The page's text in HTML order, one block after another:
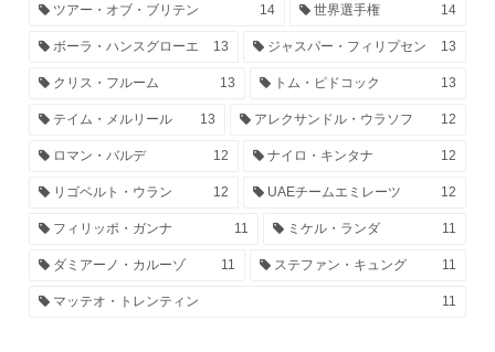
ツアー・オブ・ブリテン 14 世界選手権 14
ボーラ・ハンスグローエ 13 ジャスパー・フィリプセン 13
クリス・フルーム 13 トム・ピドコック 13
テイム・メルリール 13 アレクサンドル・ウラソフ 12
ロマン・バルデ 12 ナイロ・キンタナ 12
リゴベルト・ウラン 12 UAEチームエミレーツ 12
フィリッポ・ガンナ 11 ミケル・ランダ 11
ダミアーノ・カルーゾ 11 ステファン・キュング 11
マッテオ・トレンティン 11